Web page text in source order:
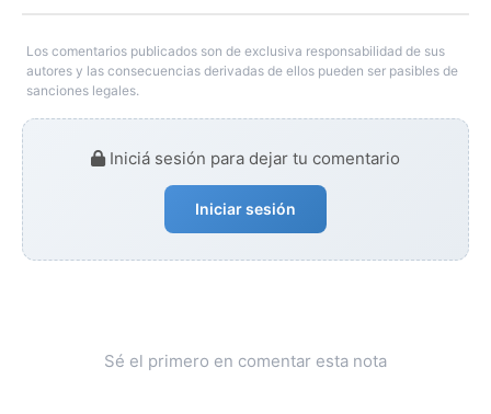
Los comentarios publicados son de exclusiva responsabilidad de sus
autores y las consecuencias derivadas de ellos pueden ser pasibles de
sanciones legales.
Iniciá sesión para dejar tu comentario
Iniciar sesión
Sé el primero en comentar esta nota